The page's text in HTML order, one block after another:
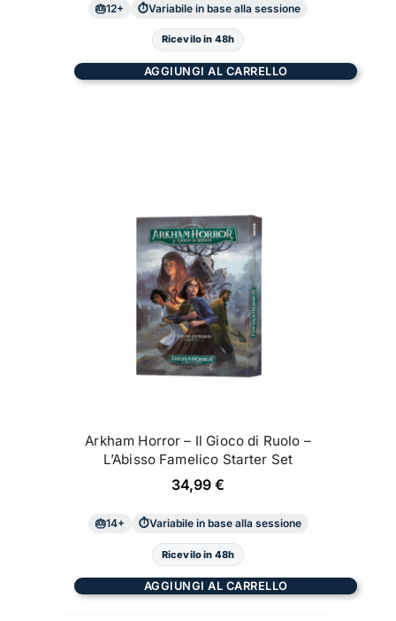
12+ Variabile in base alla sessione
Ricevilo in 48h
AGGIUNGI AL CARRELLO
Arkham Horror – Il Gioco di Ruolo –
L’Abisso Famelico Starter Set
34,99 €
14+ Variabile in base alla sessione
Ricevilo in 48h
AGGIUNGI AL CARRELLO